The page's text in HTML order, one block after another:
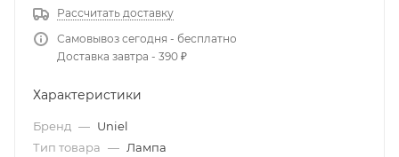
Рассчитать доставку
Самовывоз сегодня - бесплатно
Доставка завтра - 390 ₽
Характеристики
Бренд — Uniel
Тип товара — Лампа